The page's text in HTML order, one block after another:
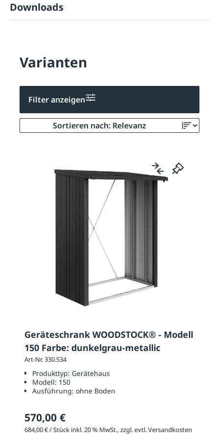
Downloads
Varianten
Filter anzeigen
Geräteschrank WOODSTOCK® - Modell
150 Farbe: dunkelgrau-metallic
Art-Nr. 330.534
Produkttyp: Gerätehaus
Modell: 150
Ausführung: ohne Boden
570,00 €
684,00 € / Stück inkl. 20 % MwSt., zzgl. evtl. Versandkosten